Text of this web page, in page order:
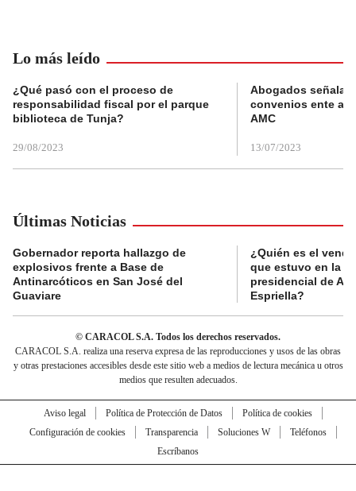
Lo más leído
¿Qué pasó con el proceso de
responsabilidad fiscal por el parque
biblioteca de Tunja?
29/08/2023
Abogados
convenios ente
AMC
13/07/2023
Últimas Noticias
Gobernador reporta hallazgo de
explosivos frente a Base de
Antinarcóticos en San José del
Guaviare
¿Quién es el
que estuvo en la
presidencial de
Espriella?
© CARACOL S.A. Todos los derechos reservados.
CARACOL S.A. realiza una reserva expresa de las reproducciones y usos de las obras
y otras prestaciones accesibles desde este sitio web a medios de lectura mecánica u otros
medios que resulten adecuados.
Aviso legal Política de Protección de Datos
Política de cookies
Configuración de cookies
Transparencia Soluciones W
Teléfonos
Escríbanos